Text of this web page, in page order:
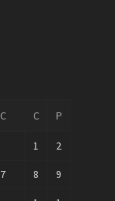
C C P
1 2
7 8 9